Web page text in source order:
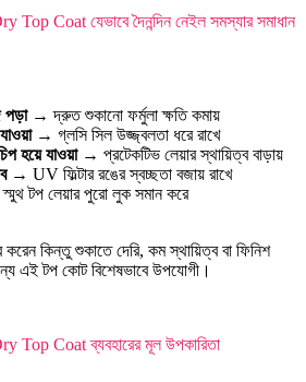
Coat যেভাবে দৈনন্দিন নেইল সমস্যার সমাধান
পড়া → দ্রুত শুকানো ফর্মুলা ক্ষতি কমায়
→ গ্লসি সিল উজ্জ্বলতা ধরে রাখে
হয়ে যাওয়া→ প্রটেকটিভ লেয়ার স্থায়িত্ব বাড়ায়
→ UV ফিল্টার রঙের স্বচ্ছতা বজায় রাখে
টপ লেয়ার পুরো লুক সমান করে
করেন কিন্তু শুকাতে দেরি, কম স্থায়িত্ব বা ফিনিশ
এই টপ কোট বিশেষভাবে উপযোগী।
Coat ব্যবহারের মূল উপকারিতা